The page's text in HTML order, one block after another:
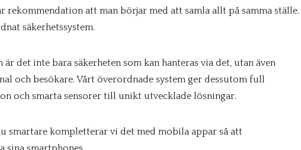
rekommendation att man börjar med att samla allt på samma ställe.
säkerhetssystem.
det inte bara säkerheten som kan hanteras via det, utan även
och besökare. Vårt överordnade system ger dessutom full
och smarta sensorer till unikt utvecklade lösningar.
smartare kompletterar vi det med mobila appar så att